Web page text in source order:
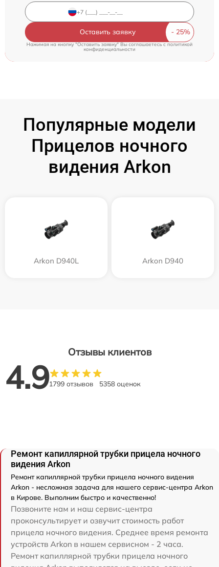
Оставить заявку
Нажимая на кнопку "Оставить заявку" Вы соглашаетесь c политикой
конфиденциальности
Популярные модели
Прицелов ночного
видения Arkon
Arkon D940L Arkon D940
Отзывы клиентов
4.91799 отзывов 5358 оценок
Ремонт капиллярной трубки прицела ночного
видения Arkon
Ремонт капиллярной трубки прицела ночного видения
Arkon - несложная задача для нашего сервис-центра Arkon
в Кирове. Выполним быстро и качественно!
Позвоните нам и наш сервис-центра
проконсультирует и озвучит стоимость работ
прицела ночного видения. Среднее время ремонта
устройств Arkon в нашем сервисном - 2 часа.
Ремонт капиллярной трубки прицела ночного